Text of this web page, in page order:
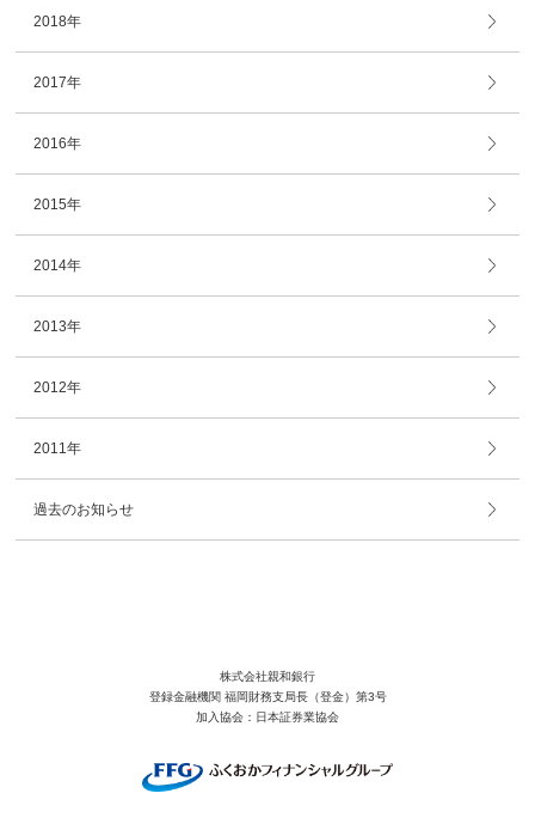
2018年
2017年
2016年
2015年
2014年
2013年
2012年
2011年
過去のお知らせ
株式会社親和銀行
登録金融機関 福岡財務支局長（登金）第3号
加入協会：日本証券業協会